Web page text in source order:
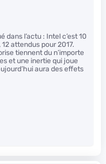
dans l’actu : Intel c’est 10
attendus pour 2017.
tiennent du n’importe
et une inertie qui joue
aura des effets